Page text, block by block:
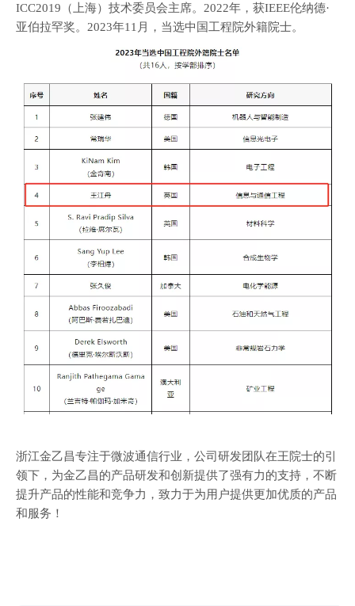
ICC2019（上海）技术委员会主席。2022年，获IEEE伦纳德·
亚伯拉罕奖。2023年11月，当选中国工程院外籍院士。
浙江金乙昌专注于微波通信行业，公司研发团队在王院士的引
领下，为金乙昌的产品研发和创新提供了强有力的支持，不断
提升产品的性能和竞争力，致力于为用户提供更加优质的产品
和服务！